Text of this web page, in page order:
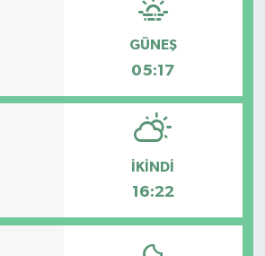
GÜNEŞ
05:17
İKINDI
16:22